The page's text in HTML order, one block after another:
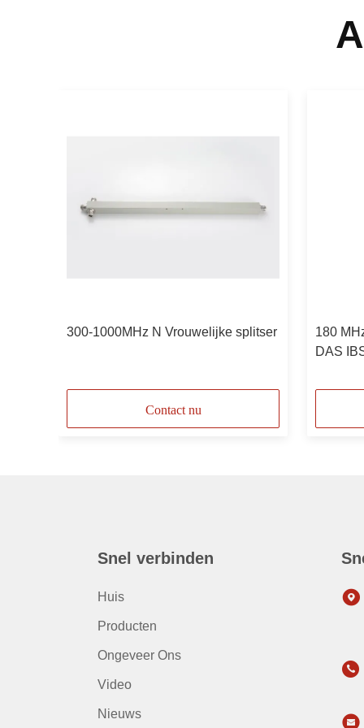
300-1000MHz N Vrouwelijke splitser
Contact nu
180
DAS
Snel verbinden
Huis
Producten
Ongeveer Ons
Video
Nieuws